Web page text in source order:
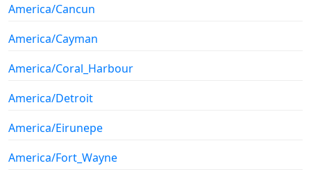
America/Cancun
America/Cayman
America/Coral_Harbour
America/Detroit
America/Eirunepe
America/Fort_Wayne